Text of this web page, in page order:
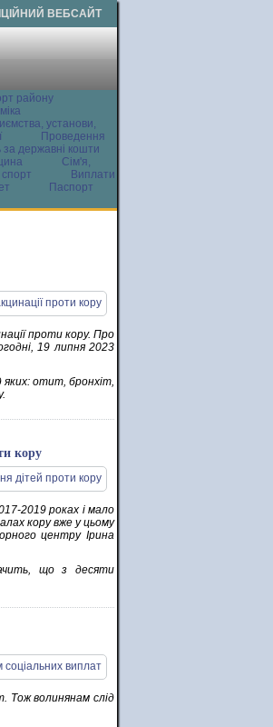
ВЕБСАЙТ
району
установи,
Проведення
за державні кошти
Сім'я,
Виплати
Паспорт
проти кору. Про
19 липня 2023
яких: отит, бронхіт,
кору
2019 роках і мало
кору вже у цьому
центру Ірина
що з десяти
Тож волинянам слід